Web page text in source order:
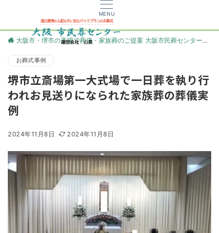
MENU
大阪市・堺市の斎場で葬儀・家族葬のご提案 大阪市民葬センター
お葬式事例
堺市立斎場第一大式場で一日葬を執り行
われお見送りになられた家族葬の葬儀実
例
2024年11月8日 2024年11月8日